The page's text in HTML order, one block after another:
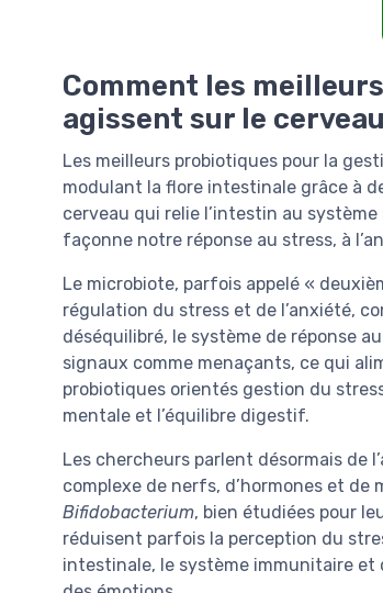
Comment les
agissent sur le cerveau
Les meilleurs probiotiques pour la
modulant la flore intestinale grâce à
cerveau qui relie l’intestin au
façonne notre réponse au stress, à
Le microbiote, parfois appelé «
régulation du stress et de l’anxiété,
déséquilibré, le système de réponse
signaux comme menaçants, ce qui
probiotiques orientés gestion du
mentale et l’équilibre digestif.
Les chercheurs parlent désormais de
complexe de nerfs, d’hormones et
Bifidobacterium, bien étudiées pour
réduisent parfois la perception du
intestinale, le système immunitaire